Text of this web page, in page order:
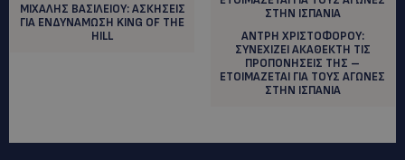
ΜΙΧΑΛΗΣ ΒΑΣΙΛΕΙΟΥ: ΑΣΚΗΣΕΙΣ
ΓΙΑ ΕΝΔΥΝΑΜΩΣΗ KING OF THE
HILL
ΑΝΤΡΗ ΧΡΙΣΤΟΦΟΡΟΥ:
ΣΥΝΕΧΙΖΕΙ ΑΚΑΘΕΚΤΗ ΤΙΣ
ΠΡΟΠΟΝΗΣΕΙΣ ΤΗΣ –
ΕΤΟΙΜΑΖΕΤΑΙ ΓΙΑ ΤΟΥΣ ΑΓΩΝΕΣ
ΣΤΗΝ ΙΣΠΑΝΙΑ